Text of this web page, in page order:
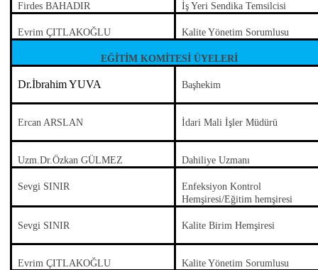
Firdes BAHADIR İş Yeri Sendika Temsilcisi
Evrim ÇITLAKOĞLU Kalite Yönetim Sorumlusu
EĞİTİM KOMİTESİ ÜYELERİ
Dr.İbrahim YUVA Başhekim
Ercan ARSLAN İdari Mali İşler Müdürü
Uzm.Dr.Özkan GÜLMEZ Dahiliye Uzmanı
Sevgi SINIR
Enfeksiyon Kontrol
Hemşiresi/Eğitim hemşiresi
Sevgi SINIR Kalite Birim Hemşiresi
Evrim ÇITLAKOĞLU Kalite Yönetim Sorumlusu